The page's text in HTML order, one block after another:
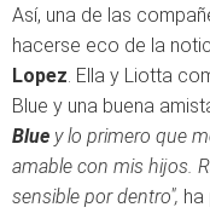
Así, una de las
hacerse eco de la
Lopez. Ella y Liotta
Blue y una buena
Blue y lo primero que
amable con mis hijos.
sensible por dentro", ha